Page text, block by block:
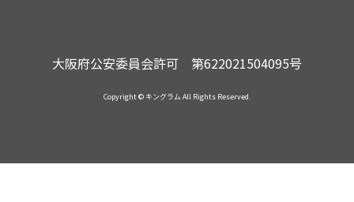
大阪府公安委員会許可 第622021504095号
Copyright © キングラム All Rights Reserved.